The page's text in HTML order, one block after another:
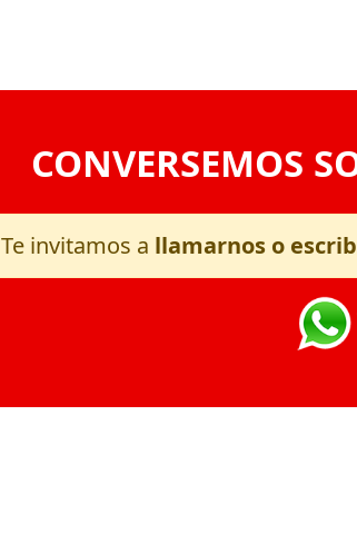
CONVERSEMOS
Te invitamos a llamarnos o